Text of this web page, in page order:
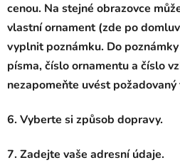
cenou. Na stejné obrazovce
vlastní ornament (zde po
vyplnit poznámku. Do
písma, číslo ornamentu a číslo
nezapomeňte uvést
6. Vyberte si způsob dopravy.
7. Zadejte vaše adresní údaje.